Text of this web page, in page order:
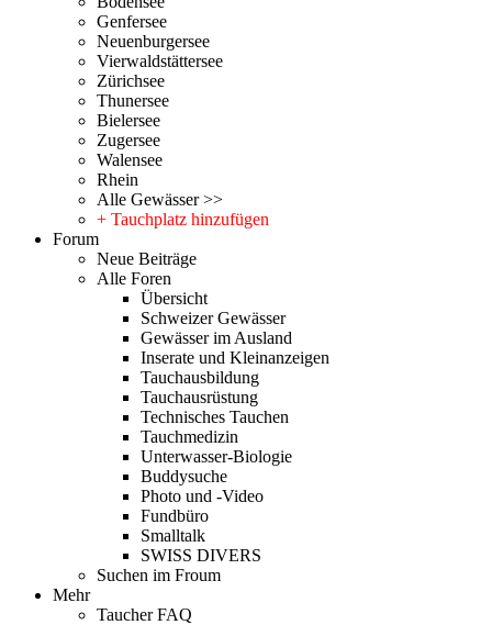
Genfersee
Neuenburgersee
Vierwaldstättersee
Zürichsee
Thunersee
Bielersee
Zugersee
Walensee
Rhein
Alle Gewässer >>
+ Tauchplatz hinzufügen
Forum
Neue Beiträge
Alle Foren
Übersicht
Schweizer Gewässer
Gewässer im Ausland
Inserate und Kleinanzeigen
Tauchausbildung
Tauchausrüstung
Technisches Tauchen
Tauchmedizin
Unterwasser-Biologie
Buddysuche
Photo und -Video
Fundbüro
Smalltalk
SWISS DIVERS
Suchen im Froum
Mehr
Taucher FAQ